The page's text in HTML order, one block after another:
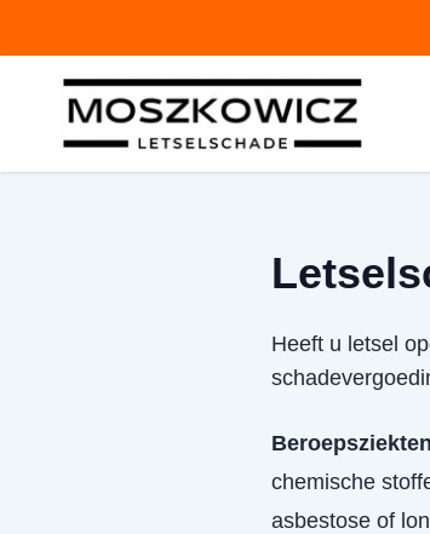
Heeft u letsel
Beroepsziekten
chemische
asbestose of